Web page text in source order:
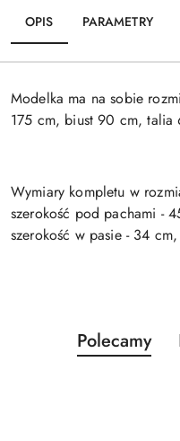
OPIS PARAMETRY
Modelka ma na sobie
175 cm, biust 90 cm,
Wymiary kompletu w
szerokość pod pachami -
szerokość w pasie - 34
Pomiń karuzelę
Produkty
o
Polecamy